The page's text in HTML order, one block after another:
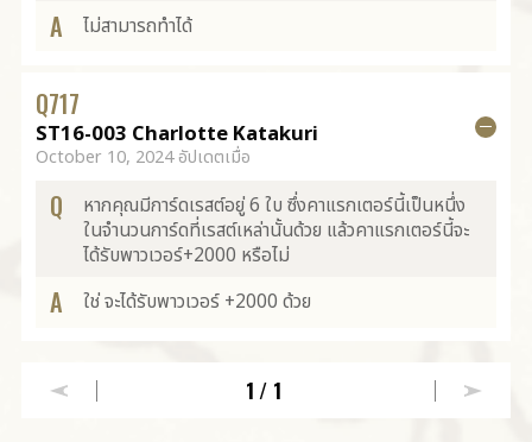
A ไม่สามารถทำได้
Q717
ST16-003 Charlotte Katakuri
October 10, 2024 อัปเดตเมื่อ
Q
หากคุณมีการ์ดเรสต์อยู่ 6 ใบ ซึ่งคาแรกเตอร์นี้เป็นหนึ่ง
ในจำนวนการ์ดที่เรสต์เหล่านั้นด้วย แล้วคาแรกเตอร์นี้จะ
ได้รับพาวเวอร์+2000 หรือไม่
A ใช่ จะได้รับพาวเวอร์ +2000 ด้วย
1/1